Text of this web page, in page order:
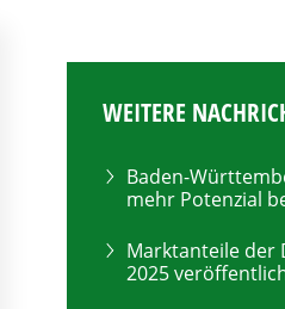
WEITERE
Baden-
mehr Potenzial
Marktanteile der
2025